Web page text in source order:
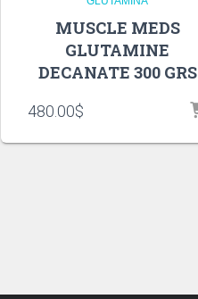
MUSCLE MEDS
GLUTAMINE
DECANATE 300 GRS
480.00$